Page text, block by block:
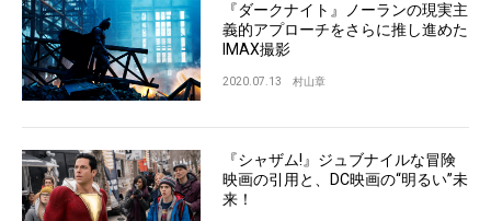
『ダークナイト』ノーランの現実主
義的アプローチをさらに推し進めた
IMAX撮影
2020.07.13 村山章
『シャザム!』ジュブナイルな冒険
映画の引用と、DC映画の“明るい”未
来！